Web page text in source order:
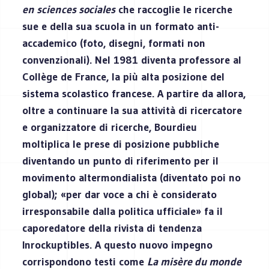
en sciences socialesche raccoglie le ricerche
sue e della sua scuola in un formato anti-
accademico (foto, disegni, formati non
convenzionali). Nel 1981 diventa professore al
Collège de France, la più alta posizione del
sistema scolastico francese. A partire da allora,
oltre a continuare la sua attività di ricercatore
e organizzatore di ricerche, Bourdieu
moltiplica le prese di posizione pubbliche
diventando un punto di riferimento per il
movimento altermondialista (diventato poi no
global); «per dar voce a chi è considerato
irresponsabile dalla politica ufficiale» fa il
caporedatore della rivista di tendenza
Inrockuptibles. A questo nuovo impegno
corrispondono testi come La misère du monde